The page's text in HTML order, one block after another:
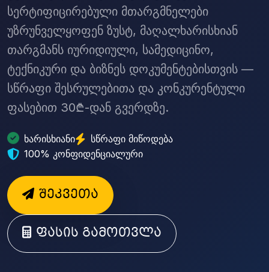
სერტიფიცირებული მთარგმნელები
უზრუნველყოფენ ზუსტ, მაღალხარისხიან
თარგმანს იურიდიული, სამედიცინო,
ტექნიკური და ბიზნეს დოკუმენტებისთვის —
სწრაფი შესრულებითა და კონკურენტული
ფასებით 30₾-დან გვერდზე.
ხარისხიანი
სწრაფი მიწოდება
100% კონფიდენციალური
შეკვეთა
ფასის გამოთვლა